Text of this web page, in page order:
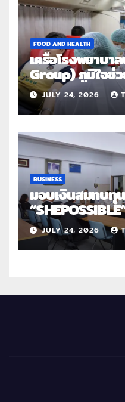
FOOD AND HEALTH
เครือโรงพยาบา
Group) ภูมิใจช่
ใหญ่ระดับประเท
สานต่อการให้ไม่
JULY 24, 2026
BUSINESS
มอบเงินสมทบทุ
เสริมสถานภาพ
สากล 2569
JULY 24, 2026